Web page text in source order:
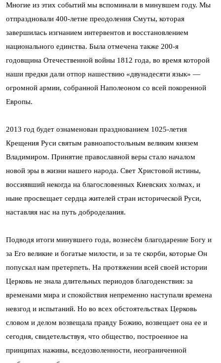
Многие из этих событий мы вспоминали в минувшем году. Мы
отпраздновали 400-летие преодоления Смуты, которая
завершилась изгнанием интервентов и восстановлением
национального единства. Была отмечена также 200-я
годовщина Отечественной войны 1812 года, во время которой
наши предки дали отпор нашествию «двунадесяти язык» —
огромной армии, собранной Наполеоном со всей покоренной
Европы.
2013 год будет ознаменован празднованием 1025-летия
Крещения Руси святым равноапостольным великим князем
Владимиром. Принятие православной веры стало началом
новой эры в жизни нашего народа. Свет Христовой истины,
воссиявший некогда на благословенных Киевских холмах, и
ныне просвещает сердца жителей стран исторической Руси,
наставляя нас на путь доброделания.
Подводя итоги минувшего года, вознесём благодарение Богу и
за Его великие и богатые милости, и за те скорби, которые Он
попускал нам претерпеть. На протяжении всей своей истории
Церковь не знала длительных периодов благоденствия: за
временами мира и спокойствия непременно наступали времена
невзгод и испытаний. Но во всех обстоятельствах Церковь
словом и делом возвещала правду Божию, возвещает она ее и
сегодня, свидетельствуя, что общество, построенное на
принципах наживы, вседозволенности, неограниченной